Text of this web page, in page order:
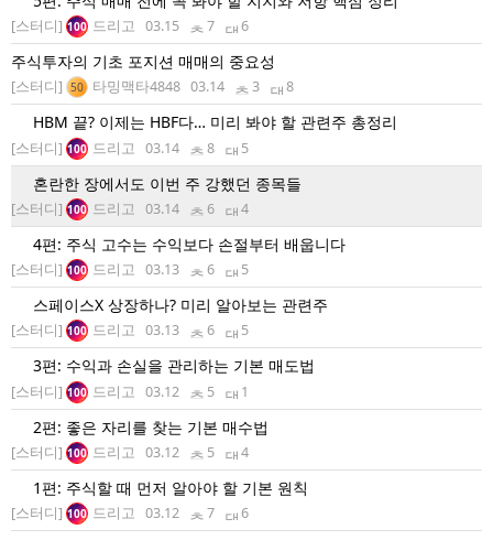
[스터디] 100 드리고 03.15 7 6
주식투자의 기초 포지션 매매의 중요성
[스터디] 50 타밍맥타4848 03.14 3 8
HBM 끝? 이제는 HBF다… 미리 봐야 할 관련주 총정리
[스터디] 100 드리고 03.14 8 5
혼란한 장에서도 이번 주 강했던 종목들
[스터디] 100 드리고 03.14 6 4
4편: 주식 고수는 수익보다 손절부터 배웁니다
[스터디] 100 드리고 03.13 6 5
스페이스X 상장하나? 미리 알아보는 관련주
[스터디] 100 드리고 03.13 6 5
3편: 수익과 손실을 관리하는 기본 매도법
[스터디] 100 드리고 03.12 5 1
2편: 좋은 자리를 찾는 기본 매수법
[스터디] 100 드리고 03.12 5 4
1편: 주식할 때 먼저 알아야 할 기본 원칙
[스터디] 100 드리고 03.12 7 6